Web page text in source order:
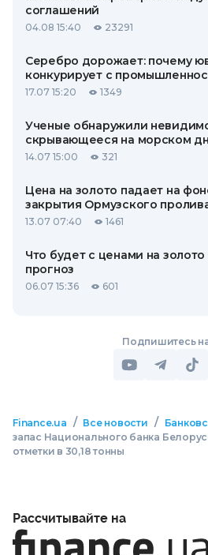
соглашений
04.08 15:40 23291
Серебро дорожает: почему
конкурирует с
17.07 15:20 1349
Ученые обнаружили
скрывающееся на морском
14.07 15:00 321
Цена на золото падает на
закрытия Ормузского
13.07 07:40 1461
Что будет с ценами на
прогноз
06.07 15:36 601
Подпишитесь
Finance.ua / Все новости /
запас Национального банка
отметки в 30,18 тонны
Рассчитывайте на